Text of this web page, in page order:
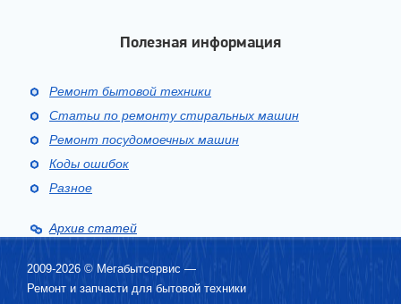
Полезная информация
Ремонт бытовой техники
Статьи по ремонту стиральных машин
Ремонт посудомоечных машин
Коды ошибок
Разное
Архив статей
2009-2026 © Мегабытсервис —
Ремонт и запчасти для бытовой техники